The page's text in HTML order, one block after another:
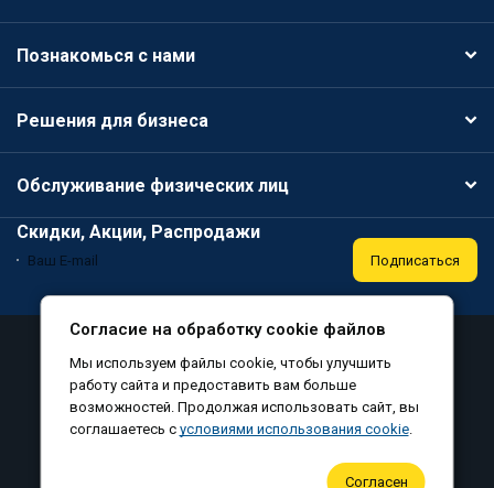
Познакомься с нами
Решения для бизнеса
Обслуживание физических лиц
Скидки, Акции, Распродажи
Подписаться
Политика конфиденциальности
Соглашение на обработку персональных данных
Согласие на обработку файлов cookie
Согласие на обработку cookie файлов
Мы используем файлы cookie, чтобы улучшить
работу сайта и предоставить вам больше
возможностей. Продолжая использовать сайт, вы
соглашаетесь с условиями использования cookie.
Согласен